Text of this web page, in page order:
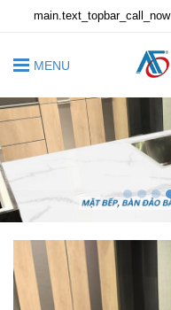
main.text_topbar_call_now
MENU